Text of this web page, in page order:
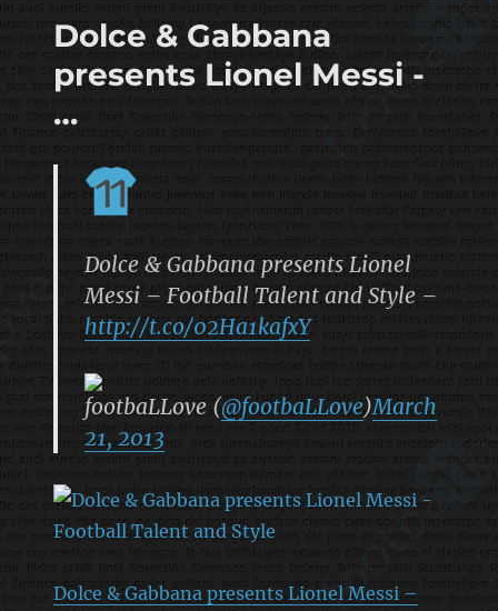
Dolce & Gabbana
presents Lionel Messi -
…
Dolce & Gabbana presents Lionel
Messi – Football Talent and Style –
http://t.co/02Ha1kafxY
footbaLLove (@footbaLLove)March
21, 2013
Dolce & Gabbana presents Lionel Messi –